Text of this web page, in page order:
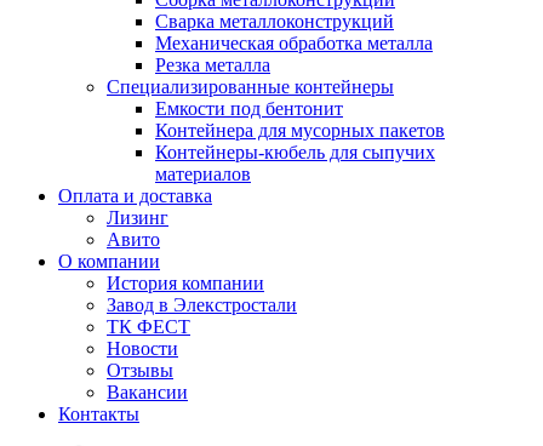
Сварка металлоконструкций
Механическая обработка металла
Резка металла
Специализированные контейнеры
Емкости под бентонит
Контейнера для мусорных пакетов
Контейнеры-кюбель для сыпучих
материалов
Оплата и доставка
Лизинг
Авито
О компании
История компании
Завод в Элекстростали
ТК ФЕСТ
Новости
Отзывы
Вакансии
Контакты